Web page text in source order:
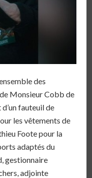
des
Monsieur Cobb de
fauteuil de
les vêtements de
Foote pour la
adaptés du
gestionnaire
adjointe